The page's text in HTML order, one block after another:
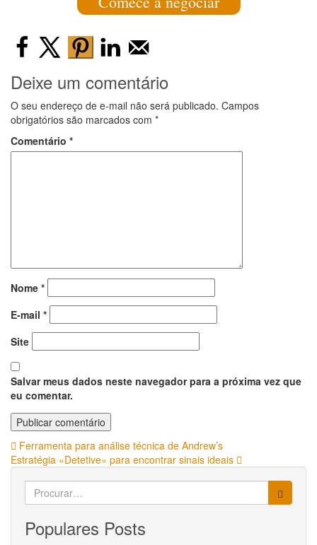
Deixe um comentário
O seu endereço de e-mail não será publicado. Campos
obrigatórios são marcados com *
Comentário *
Nome *
E-mail *
Site
Salvar meus dados neste navegador para a próxima vez que
eu comentar.
Navegação
de
Post
Ferramenta para análise técnica de Andrew’s
Estratégia «Detetive» para encontrar sinais ideais
Search
for:
Populares Posts